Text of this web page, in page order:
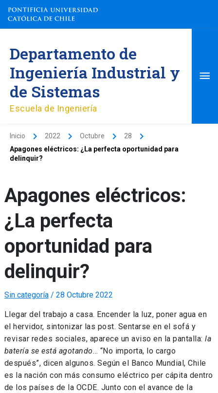
contenido
Departamento de
Ingeniería Industrial y
de Sistemas
Escuela de Ingeniería
Inicio 2022 Octubre
28
Apagones eléctricos: ¿La perfecta oportunidad para
delinquir?
Apagones eléctricos:
¿La perfecta
oportunidad para
delinquir?
Sin categoría/ 28 Octubre 2022
Llegar del trabajo a casa. Encender la luz, poner agua en
el hervidor, sintonizar las post. Sentarse en el sofá y
revisar redes sociales, aparece un aviso en la pantalla:la
batería se está agotando… “No importa, lo cargo
después”, dicen algunos. Según el Banco Mundial, Chile
es la nación con más consumo eléctrico per cápita dentro
de los países de la OCDE. Junto con el avance de la